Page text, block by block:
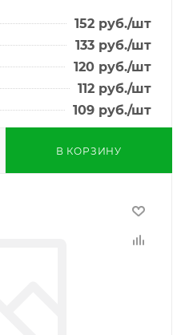
152 руб./шт
133 руб./шт
120 руб./шт
112 руб./шт
109 руб./шт
В КОРЗИНУ